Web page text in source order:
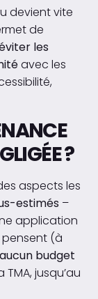
devient vite
de
les
avec les
?
aspects les
estimés –
application
pensent (à
aucun budget
jusqu’au